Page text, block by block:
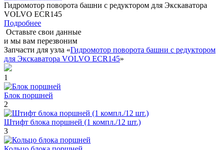
Гидромотор поворота башни с редуктором для Экскаватора
VOLVO ECR145
Подробнее
Оставьте свои данные
и мы вам перезвоним
Запчасти для узла «Гидромотор поворота башни с редуктором
для Экскаватора VOLVO ECR145»
1
Блок поршней
2
Штифт блока поршней (1 компл./12 шт.)
3